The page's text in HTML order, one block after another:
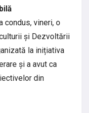
condus, vineri, o
și Dezvoltării
la inițiativa
și a avut ca
din